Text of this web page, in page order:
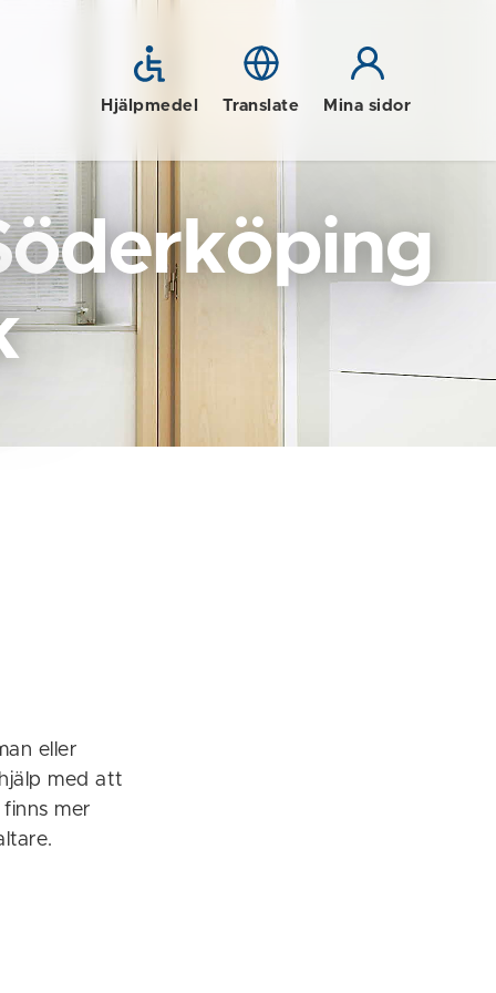
Hjälpmedel Translate Mina sidor
eller
med att
mer